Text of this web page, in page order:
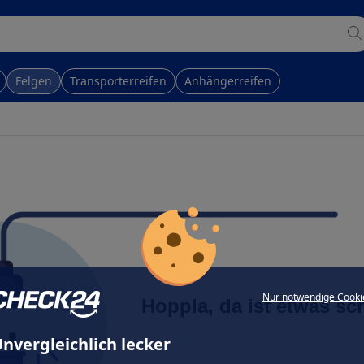
Nur notwendige
lecker
Felgen Transporterreifen Anhängerreifen
Hoppla, da ist etwas